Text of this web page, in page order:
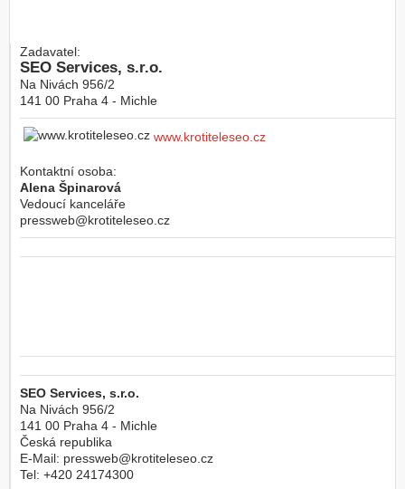
Zadavatel:
SEO Services, s.r.o.
Na Nivách 956/2
141 00 Praha 4 - Michle
www.krotiteleseo.cz
Kontaktní osoba:
Alena Špinarová
Vedoucí kanceláře
pressweb@krotiteleseo.cz
SEO Services, s.r.o.
Na Nivách 956/2
141 00 Praha 4 - Michle
Česká republika
E-Mail: pressweb@krotiteleseo.cz
Tel: +420 24174300